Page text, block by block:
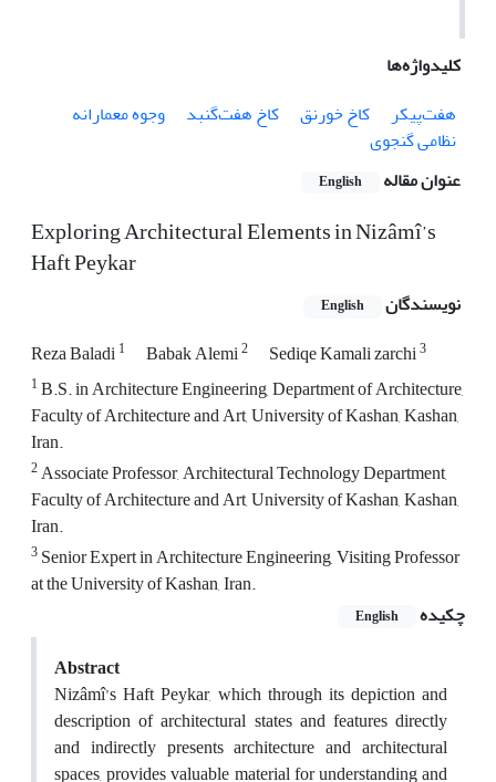
کلیدواژه‌ها
هفت‌پیکر
کاخ خورنق کاخ هفت‌گنبد
وجوه معمارانه
نظامی گنجوی
عنوان مقاله
English
Exploring Architectural Elements in Nizâmî’s
Haft Peykar
نویسندگان English
Reza Baladi1 Babak Alemi2 Sediqe Kamali zarchi3
1B.S. in Architecture Engineering, Department of Architecture,
Faculty of Architecture and Art, University of Kashan, Kashan,
Iran.
2Associate Professor, Architectural Technology Department,
Faculty of Architecture and Art, University of Kashan, Kashan,
Iran.
3Senior Expert in Architecture Engineering, Visiting Professor
at the University of Kashan, Iran.
چکیده
English
Abstract
Nizâmî’s Haft Peykar, which through its depiction and
description of architectural states and features directly
and indirectly presents architecture and architectural
spaces, provides valuable material for understanding and